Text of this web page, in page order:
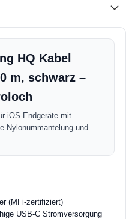
HQ Kabel
m, schwarz –
iOS-Endgeräte mit
Nylonummantelung und
(MFi-zertifiziert)
USB-C Stromversorgung